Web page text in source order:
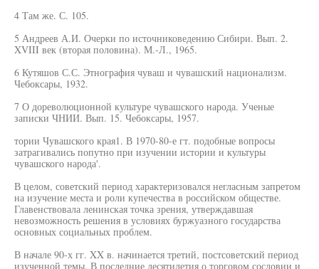
4 Там же. С. 105.
5 Андреев А.И. Очерки по источниковедению Сибири. Вып. 2.
XVIII век (вторая половина). М.-Л., 1965.
6 Кутяшов С.С. Этнография чуваш и чувашский национализм.
Чебоксары, 1932.
7 О дореволюционной культуре чувашского народа. Ученые
записки ЧНИИ. Вып. 15. Чебоксары, 1957.
тории Чувашского края1. В 1970-80-е гт. подобные вопросы
затрагивались попутно при изучении истории и культуры
чувашского народа'.
В целом, советский период характеризовался негласным запретом
на изучение места и роли купечества в российском обществе.
Главенствовала ленинская точка зрения, утверждавшая
невозможность решения в условиях буржуазного государства
основных социальных проблем.
В начале 90-х гг. XX в. начинается третий, постсоветский период
изученной темы. В последние десятилетия о торговом сословии и